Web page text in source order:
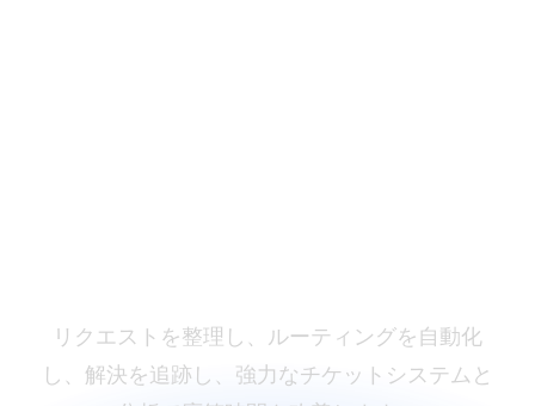
リクエストを整理し、ルーティングを自動化
し、解決を追跡し、強力なチケットシステムと